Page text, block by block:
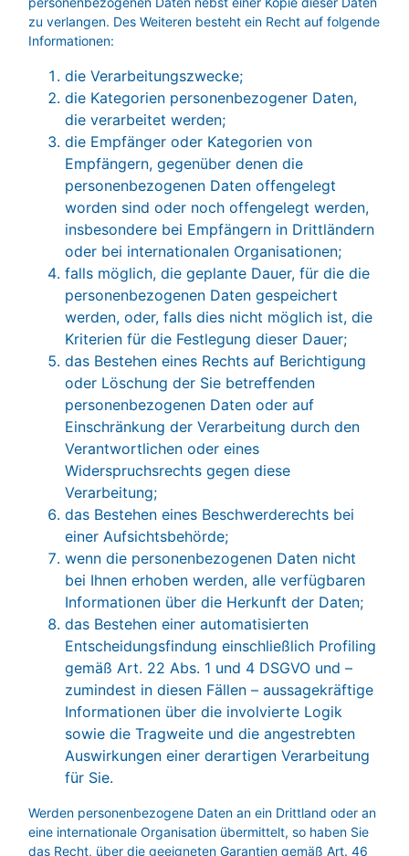
zu verlangen. Des Weiteren besteht ein Recht auf folgende
Informationen:
die Verarbeitungszwecke;
die Kategorien personenbezogener Daten,
die verarbeitet werden;
die Empfänger oder Kategorien von
Empfängern, gegenüber denen die
personenbezogenen Daten offengelegt
worden sind oder noch offengelegt werden,
insbesondere bei Empfängern in Drittländern
oder bei internationalen Organisationen;
falls möglich, die geplante Dauer, für die die
personenbezogenen Daten gespeichert
werden, oder, falls dies nicht möglich ist, die
Kriterien für die Festlegung dieser Dauer;
das Bestehen eines Rechts auf Berichtigung
oder Löschung der Sie betreffenden
personenbezogenen Daten oder auf
Einschränkung der Verarbeitung durch den
Verantwortlichen oder eines
Widerspruchsrechts gegen diese
Verarbeitung;
das Bestehen eines Beschwerderechts bei
einer Aufsichtsbehörde;
wenn die personenbezogenen Daten nicht
bei Ihnen erhoben werden, alle verfügbaren
Informationen über die Herkunft der Daten;
das Bestehen einer automatisierten
Entscheidungsfindung einschließlich Profiling
gemäß Art. 22 Abs. 1 und 4 DSGVO und –
zumindest in diesen Fällen – aussagekräftige
Informationen über die involvierte Logik
sowie die Tragweite und die angestrebten
Auswirkungen einer derartigen Verarbeitung
für Sie.
Werden personenbezogene Daten an ein Drittland oder an
eine internationale Organisation übermittelt, so haben Sie
das Recht, über die geeigneten Garantien gemäß Art. 46